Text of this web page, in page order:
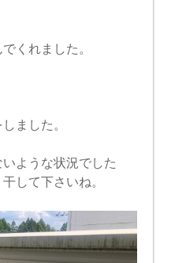
くれました。
ました。
ような状況でした
して下さいね。